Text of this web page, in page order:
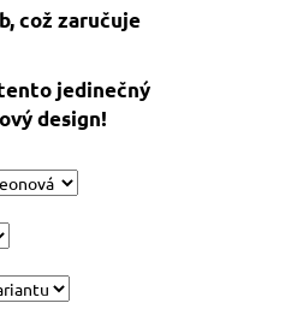
což zaručuje
jedinečný
design!